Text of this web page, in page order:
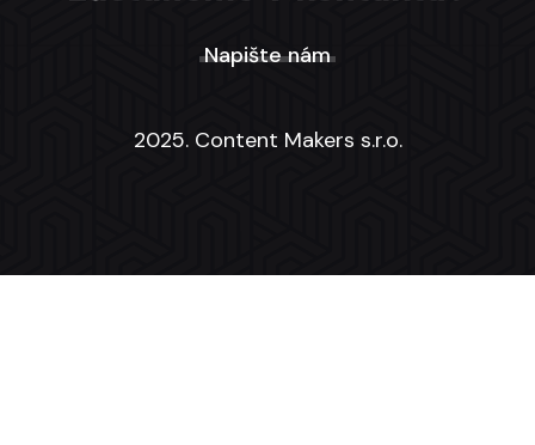
Napište nám
2025. Content Makers s.r.o.